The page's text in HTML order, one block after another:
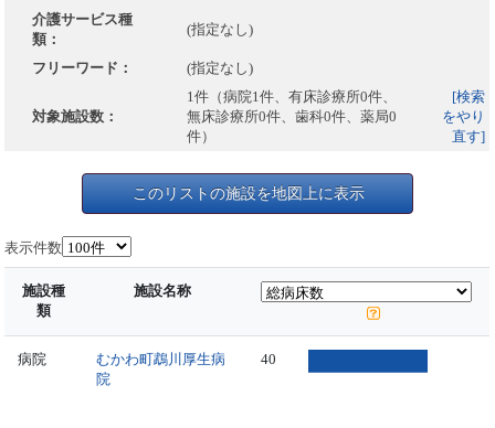
介護サービス種
類：
(指定なし)
フリーワード： (指定なし)
対象施設数：
1件（病院1件、有床診療所0件、
無床診療所0件、歯科0件、薬局0
件）
[検索
をやり
直す]
このリストの施設を地図上に表示
表示件数
施設種
類
施設名称
病院
むかわ町鵡川厚生病
院
40